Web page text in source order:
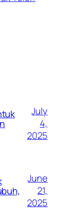
July
4,
2025
June
21,
2025